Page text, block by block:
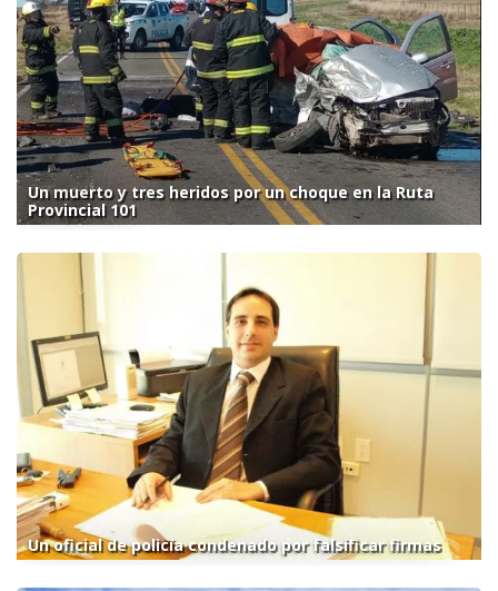
Un muerto y tres heridos por un choque en la Ruta
Provincial 101
Un oficial de policía condenado por falsificar firmas